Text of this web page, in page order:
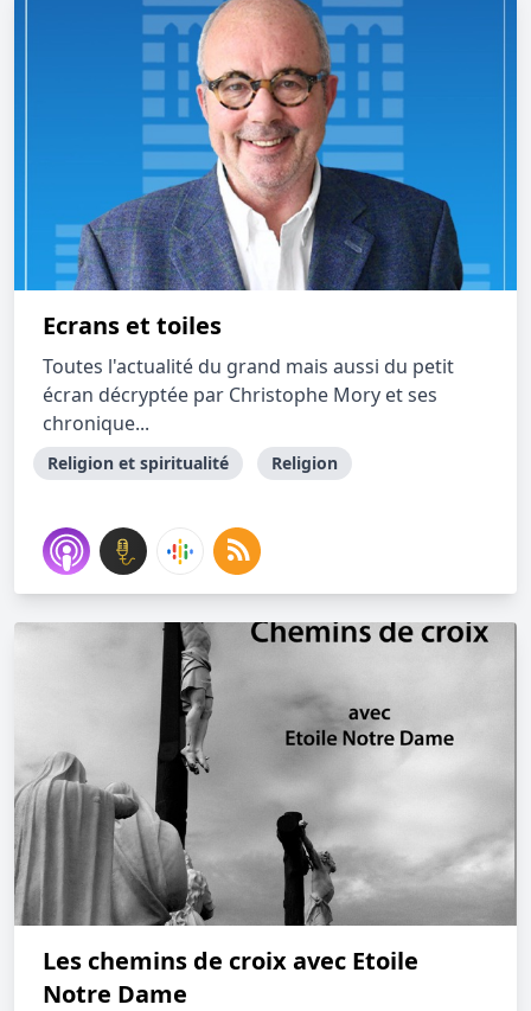
Ecrans et toiles
Toutes l'actualité du grand mais aussi du petit
écran décryptée par Christophe Mory et ses
chronique...
Religion et spiritualité Religion
Les chemins de croix avec Etoile
Notre Dame